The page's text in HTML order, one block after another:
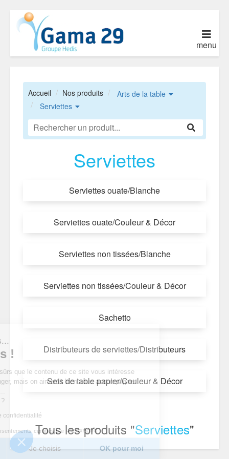
nous...
!
d’être sûrs que le contenu de ce site vous intéresse
déranger, mais on aimerait bien vous accompagner
vous ?
de confidentialité
Consentements certifiés par
Je choisis OK pour moi
menu
Accueil Nos produits
Arts de la table
Serviettes
Serviettes
Serviettes ouate/Blanche
Serviettes ouate/Couleur & Décor
Serviettes non tissées/Blanche
Serviettes non tissées/Couleur & Décor
Sachetto
Distributeurs de serviettes/Distributeurs
Sets de table papier/Couleur & Décor
Tous les produits "Serviettes"